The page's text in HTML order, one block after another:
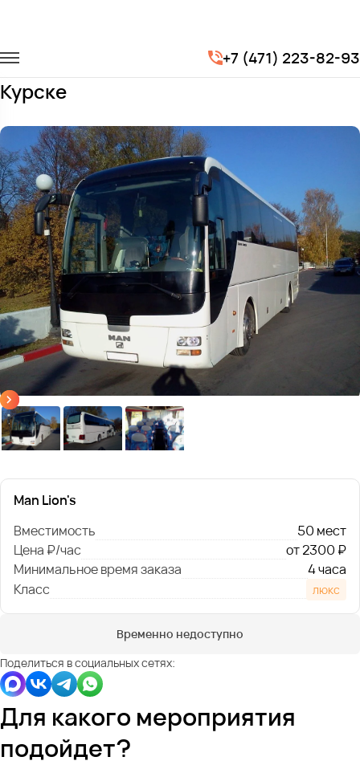
+7 (471) 223-82-93
Man Lion's
Заказать Man Lion's с водителем в
Курске
Man Lion's
Вместимость
50 мест
Цена ₽/час
от 2300 ₽
Минимальное время заказа
4 часа
Класс
люкс
Временно недоступно
Поделиться в социальных сетях:
Для какого мероприятия
подойдет?